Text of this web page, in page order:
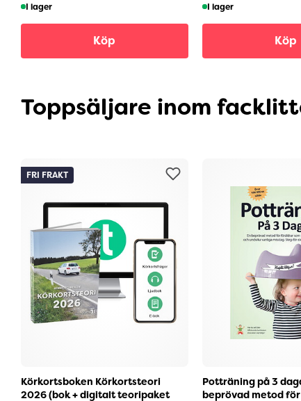
I lager
Köp
I lager
Köp
Toppsäljare inom
Körkortsboken Körkortsteori
2026 (bok + digitalt teoripaket
FRI FRAKT
Potträning på 3
beprövad metod